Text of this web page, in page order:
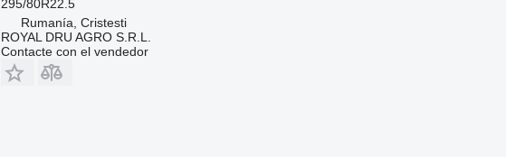
295/80R22.5
Rumanía, Cristesti
ROYAL DRU AGRO S.R.L.
Contacte con el vendedor